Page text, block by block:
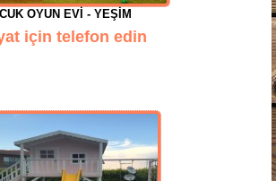
OYUN EVI - YEŞIM
için telefon edin